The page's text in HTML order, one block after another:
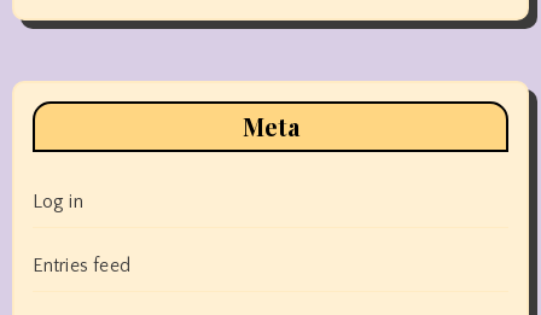
Meta
Log in
Entries feed